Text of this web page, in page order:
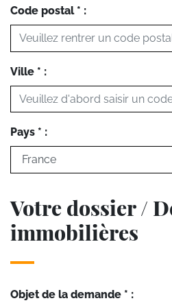
Code postal * :
Ville * :
Pays * :
Votre dossier /
immobilières
Objet de la demande * :